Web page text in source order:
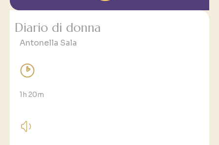
Diario di donna
Antonella Sala
1h 20m